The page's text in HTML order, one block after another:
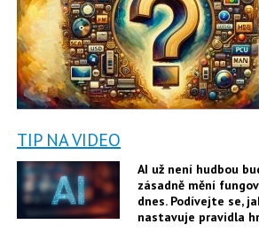
TIP NA VIDEO
AI už není hudbou
zásadně mění
dnes. Podívejte se,
nastavuje pravidla